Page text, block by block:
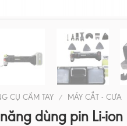
CỤ CẦM TAY / MÁY CẮT - CƯA
dùng pin Li-ion